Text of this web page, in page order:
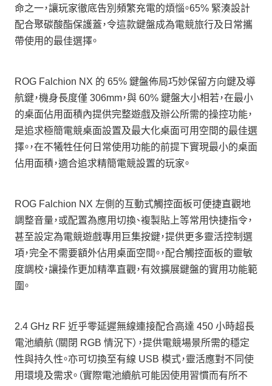
命之一，讓玩家徹底告別頻繁充電的煩惱。65% 緊湊設計
配合聚碳酸酯保護蓋，令這款鍵盤成為電競旅行及日常攜
帶使用的最佳選擇。
ROG Falchion NX 的 65% 鍵盤佈局巧妙保留方向鍵及導
航鍵，機身長度僅 306mm，與 60% 鍵盤大小相若，在最小
的桌面佔用面積內提供完整遊戲及辦公所需的操控功能，
是追求極簡電競桌面設置及最大化桌面可用空間的最佳選
擇。，在不犧牲任何日常使用功能的前提下實現最小的桌面
佔用面積，適合追求精簡電競設置的玩家。
ROG Falchion NX 左側的互動式觸控面板可便捷直觀地
調整音量，或配置為應用切換、複製貼上等常用快捷指令，
甚至設定為電競遊戲專用巨集按鍵，提供更多靈活控制選
項，完全不需要額外佔用桌面空間。，配合觸控面板的靈敏
度調校，讓操作更加精準直觀，有效擴展鍵盤的實用功能範
圍。
2.4 GHz RF 近乎零延遲無線連接配合高達 450 小時超長
電池續航（關閉 RGB 情況下），提供電競場景所需的穩定
性與持久性。亦可切換至有線 USB 模式，靈活應對不同使
用環境及需求。（實際電池續航可能因使用習慣而有所不